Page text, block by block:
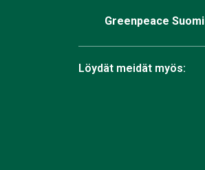
Greenpeace Suomi
Löydät meidät myös: